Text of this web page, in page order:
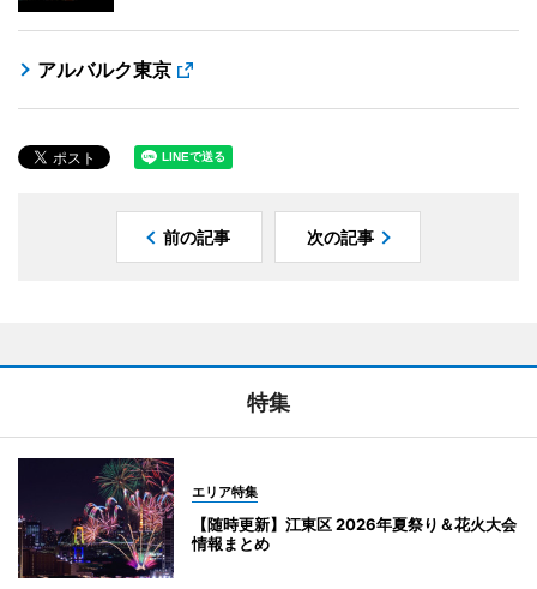
アルバルク東京
前の記事 次の記事
特集
エリア特集
【随時更新】江東区 2026年夏祭り＆花火大会
情報まとめ